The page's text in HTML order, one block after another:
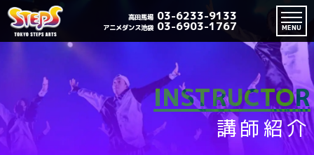
高田馬場 03-6233-9133
アニメダンス池袋 03-6903-1767 MENU
INSTRUCTOR
講師紹介